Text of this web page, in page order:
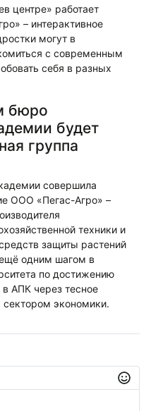
центре» работает
– интерактивное
могут в
с современным
себя в разных
бюро
будет
группа
совершила
ООО «Пегас-Агро» –
техники и
защиты растений
одним шагом в
по достижению
в АПК через тесное
экономики.